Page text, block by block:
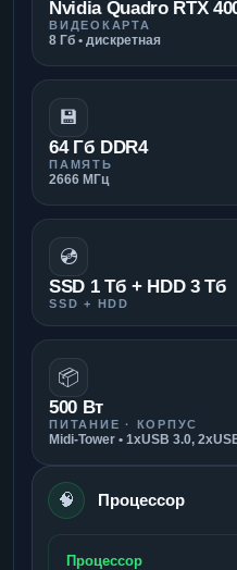
Nvidia Quadro RTX
ВИДЕОКАРТА
8 Гб • дискретная
💾
64 Гб DDR4
ПАМЯТЬ
2666 МГц
💿
SSD 1 Тб + HDD 3 Тб
SSD + HDD
📦
500 Вт
ПИТАНИЕ · КОРПУС
Midi-Tower • 1xUSB 3.0,
🧠 Процессор
Процессор